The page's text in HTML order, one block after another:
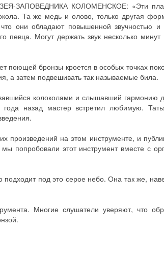
ЗАПОВЕДНИКА КОЛОМЕНСКОЕ: «Эти
Та же медь и олово, только другая
они обладают повышенной звучностью и
певца. Могут держать звук несколько минут
поющей бронзы кроется в особых точках
а затем подвешивать так называемые била.
колоколами и слышавший гармонию
года назад мастер встретил любимую.
на этом инструменте, и
попробовали этот инструмент вместе с
под это серое небо. Она так же,
Многие слушатели уверяют, что